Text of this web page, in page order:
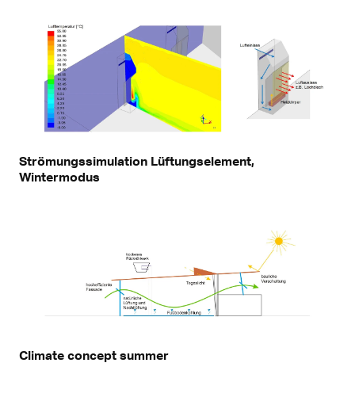
Strömungssimulation Lüftungselement,
Wintermodus
Climate concept summer